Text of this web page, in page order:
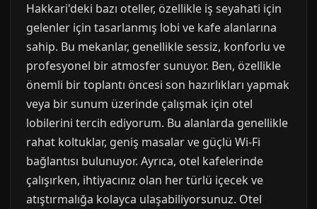
Hakkari'deki bazı oteller, özellikle iş seyahati için
gelenler için tasarlanmış lobi ve kafe alanlarına
sahip. Bu mekanlar, genellikle sessiz, konforlu ve
profesyonel bir atmosfer sunuyor. Ben, özellikle
önemli bir toplantı öncesi son hazırlıkları yapmak
veya bir sunum üzerinde çalışmak için otel
lobilerini tercih ediyorum. Bu alanlarda genellikle
rahat koltuklar, geniş masalar ve güçlü Wi-Fi
bağlantısı bulunuyor. Ayrıca, otel kafelerinde
çalışırken, ihtiyacınız olan her türlü içecek ve
atıştırmalığa kolayca ulaşabiliyorsunuz. Otel